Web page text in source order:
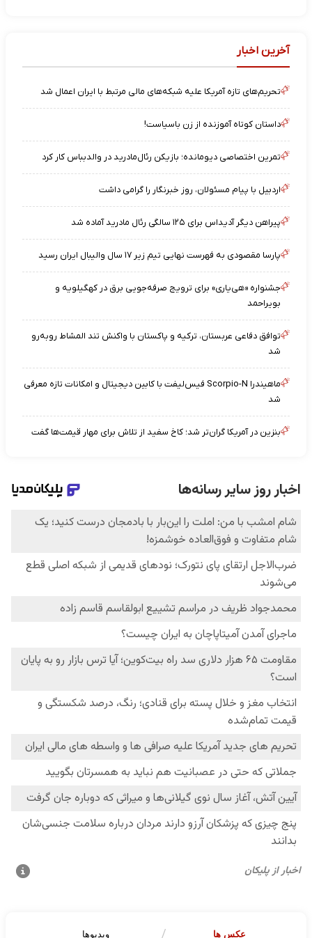
آخرین اخبار
تحریم‌های تازه آمریکا علیه شبکه‌های مالی مرتبط با ایران اعمال شد
داستان کوتاه آموزنده از زن باسیاست!
تمرین اختصاصی دیومانده؛ بازیکن رئال‌مادرید در والدبباس کار کرد
اردبیل با پیام مسئولان، روز خبرنگار را گرامی داشت
پیراهن دیگر آدیداس برای ۱۲۵ سالگی رئال مادرید آماده شد
پارسا مقصودی به فهرست نهایی تیم زیر ۱۷ سال والیبال ایران رسید
جشنواره «هی‌یاری» برای ترویج صرفه‌جویی برق در کهگیلویه و
بویراحمد
توافق دفاعی عربستان، ترکیه و پاکستان با واکنش تند المشاط روبه‌رو
شد
ماهیندرا Scorpio-N فیس‌لیفت با کابین دیجیتال و امکانات تازه معرفی
شد
بنزین در آمریکا گران‌تر شد؛ کاخ سفید از تلاش برای مهار قیمت‌ها گفت
عکس ها ویدیوها